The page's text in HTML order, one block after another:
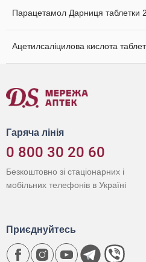
Парацетамол Дарниця таблетки
Ацетилсаліцилова кислота
Гаряча лінія
0 800 30 20 60
Безкоштовно зі стаціонарних і
мобільних телефонів в Україні
Приєднуйтесь